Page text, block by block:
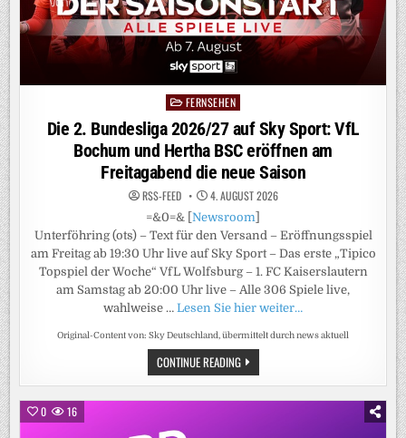
Posted
in
FERNSEHEN
Die 2. Bundesliga 2026/27 auf Sky Sport: VfL
Bochum und Hertha BSC eröffnen am
Freitagabend die neue Saison
RSS-FEED 4. AUGUST 2026
=&0=& [ Newsroom
Unterföhring (ots) – Text für den Versand – Eröffnungsspiel
am Freitag ab 19:30 Uhr live auf Sky Sport – Das erste „Tipico
Topspiel der Woche“ VfL Wolfsburg – 1. FC Kaiserslautern
am Samstag ab 20:00 Uhr live – Alle 306 Spiele live,
wahlweise … Lesen Sie hier weiter…
Original-Content von: Sky Deutschland, übermittelt durch news aktuell
CONTINUE READINGDIE
2.
BUNDESLIGA
2026/27
0 16